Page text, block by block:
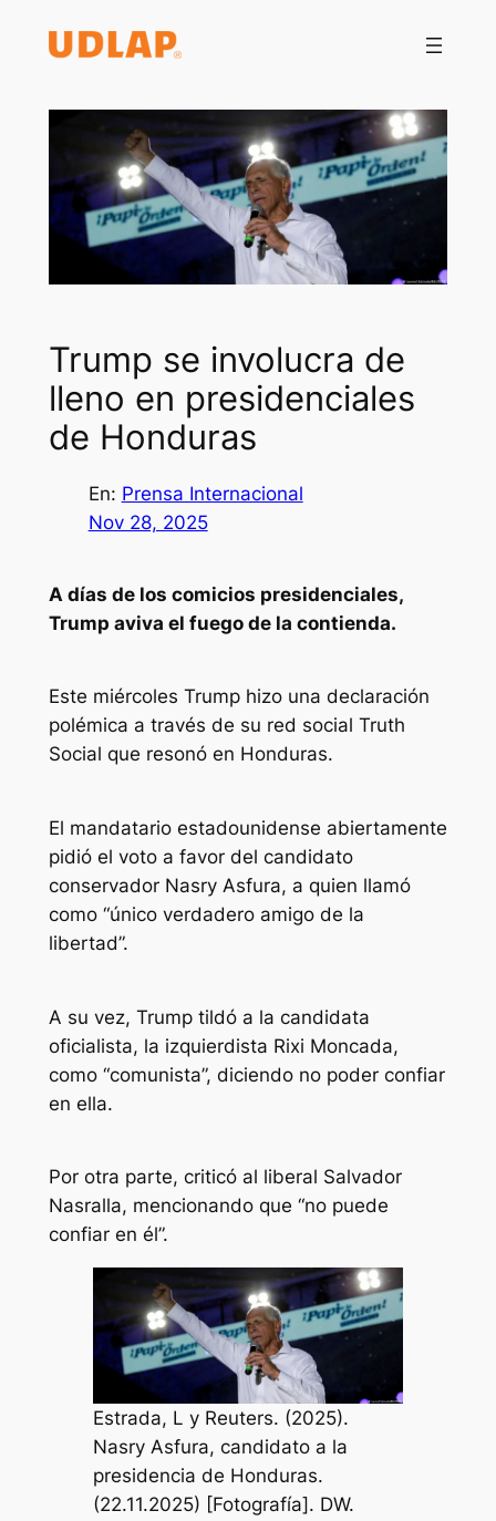
Trump se involucra de
lleno en presidenciales
de Honduras
En: Prensa Internacional
Nov 28, 2025
A días de los comicios presidenciales,
Trump aviva el fuego de la contienda.
Este miércoles Trump hizo una declaración
polémica a través de su red social Truth
Social que resonó en Honduras.
El mandatario estadounidense abiertamente
pidió el voto a favor del candidato
conservador Nasry Asfura, a quien llamó
como “único verdadero amigo de la
libertad”.
A su vez, Trump tildó a la candidata
oficialista, la izquierdista Rixi Moncada,
como “comunista”, diciendo no poder confiar
en ella.
Por otra parte, criticó al liberal Salvador
Nasralla, mencionando que “no puede
confiar en él”.
Estrada, L y Reuters. (2025).
Nasry Asfura, candidato a la
presidencia de Honduras.
(22.11.2025) [Fotografía]. DW.